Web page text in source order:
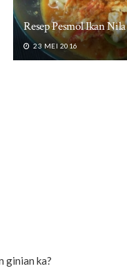
Resep Pesmol Ikan Nila
23 MEI 2016
ginian ka?